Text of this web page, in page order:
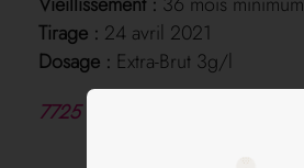
Tirage : 24 avril 2021
Dosage : Extra-Brut 3g/l
7725 Bouteilles / 400 Magnums